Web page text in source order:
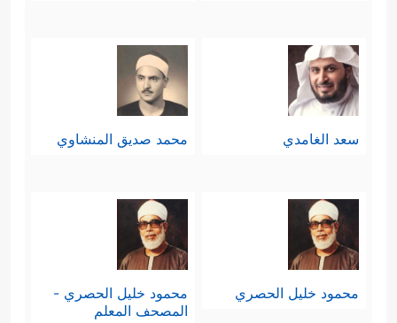
سعد الغامدي محمد صديق المنشاوي
محمود خليل الحصري
محمود خليل الحصري -
المصحف المعلم